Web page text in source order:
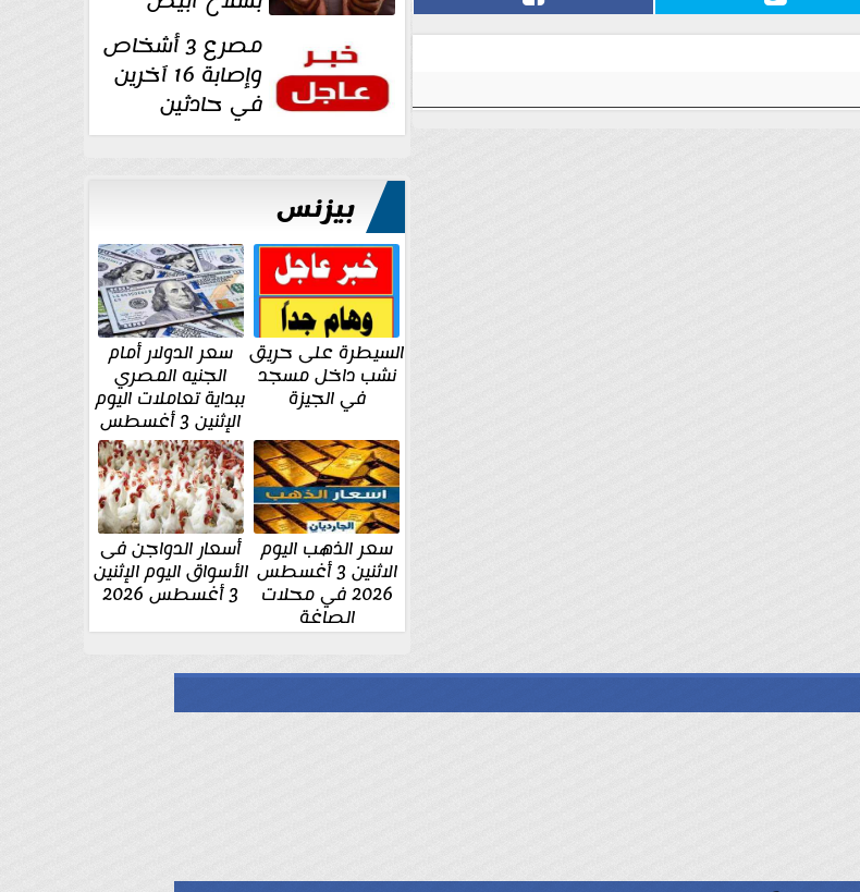
وأصابها بجرح
قطعي في الوجه... مصرع 3 أشخاص
وإصابة 16 آخرين
في حادثين
بالشرقية اليوم
بيزنس
السيطرة على حريق
نشب داخل مسجد
في الجيزة
سعر الدولار أمام
الجنيه المصري
ببداية تعاملات اليوم
الإثنين 3 أغسطس
سعر الذهب اليوم
الاثنين 3 أغسطس
2026 في محلات
الصاغة
أسعار الدواجن فى
الأسواق اليوم الإثنين
3 أغسطس 2026